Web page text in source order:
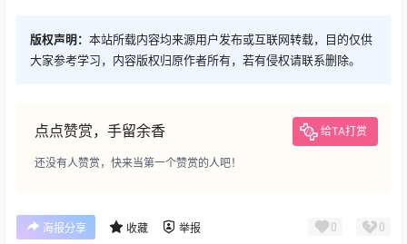
版权声明： 本站所载内容均来源用户发布或互联网转载，目的仅供
大家参考学习，内容版权归原作者所有，若有侵权请联系删除。
点点赞赏，手留余香 给TA打赏
还没有人赞赏，快来当第一个赞赏的人吧！
海报分享 收藏 举报 0 0